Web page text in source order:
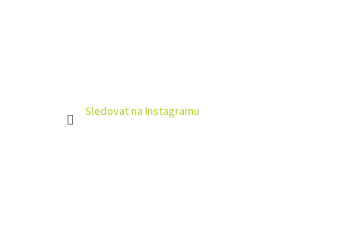
Sledovat na Instagramu